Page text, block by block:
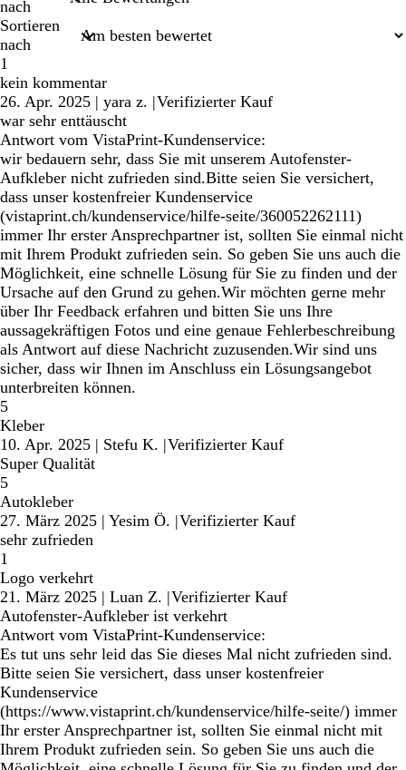
nach
Sortieren
nach
1
kein kommentar
26. Apr. 2025 | yara z. |Verifizierter Kauf
war sehr enttäuscht
Antwort vom VistaPrint-Kundenservice:
wir bedauern sehr, dass Sie mit unserem Autofenster-
Aufkleber nicht zufrieden sind.Bitte seien Sie versichert,
dass unser kostenfreier Kundenservice
(vistaprint.ch/kundenservice/hilfe-seite/360052262111)
immer Ihr erster Ansprechpartner ist, sollten Sie einmal nicht
mit Ihrem Produkt zufrieden sein. So geben Sie uns auch die
Möglichkeit, eine schnelle Lösung für Sie zu finden und der
Ursache auf den Grund zu gehen.Wir möchten gerne mehr
über Ihr Feedback erfahren und bitten Sie uns Ihre
aussagekräftigen Fotos und eine genaue Fehlerbeschreibung
als Antwort auf diese Nachricht zuzusenden.Wir sind uns
sicher, dass wir Ihnen im Anschluss ein Lösungsangebot
unterbreiten können.
5
Kleber
10. Apr. 2025 | Stefu K. |Verifizierter Kauf
Super Qualität
5
Autokleber
27. März 2025 | Yesim Ö. |Verifizierter Kauf
sehr zufrieden
1
Logo verkehrt
21. März 2025 | Luan Z. |Verifizierter Kauf
Autofenster-Aufkleber ist verkehrt
Antwort vom VistaPrint-Kundenservice:
Es tut uns sehr leid das Sie dieses Mal nicht zufrieden sind.
Bitte seien Sie versichert, dass unser kostenfreier
Kundenservice
(https://www.vistaprint.ch/kundenservice/hilfe-seite/) immer
Ihr erster Ansprechpartner ist, sollten Sie einmal nicht mit
Ihrem Produkt zufrieden sein. So geben Sie uns auch die